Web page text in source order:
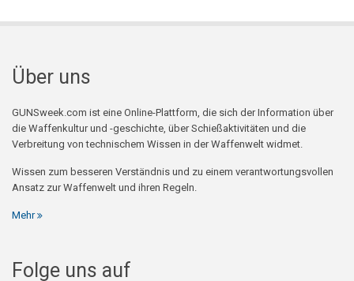
Über uns
GUNSweek.com ist eine Online-Plattform, die sich der Information über
die Waffenkultur und -geschichte, über Schießaktivitäten und die
Verbreitung von technischem Wissen in der Waffenwelt widmet.
Wissen zum besseren Verständnis und zu einem verantwortungsvollen
Ansatz zur Waffenwelt und ihren Regeln.
Mehr
Folge uns auf